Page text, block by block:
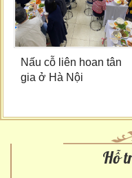
Nấu cỗ liên hoan tân
gia ở Hà Nội
Hỗ